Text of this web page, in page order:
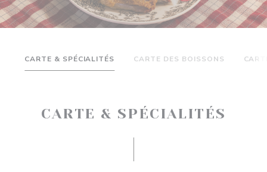
CARTE & SPÉCIALITÉS CARTE DES BOISSONS
CARTE & SPÉCIALITÉS